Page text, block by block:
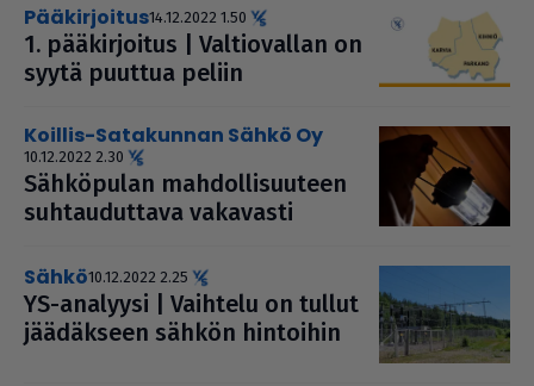
pääkirjoitus14.12.2022 1.50
1. pää­kir­joi­tus | Val­ti­o­val­lan on
syytä puuttua peliin
Koillis-Satakunnan Sähkö Oy
10.12.2022 2.30
Säh­kö­pu­lan mah­dol­li­suu­teen
suh­tau­dut­tava vakavasti
sähkö10.12.2022 2.25
YS-analyysi | Vaihtelu on tullut
jää­däk­seen sähkön hintoihin